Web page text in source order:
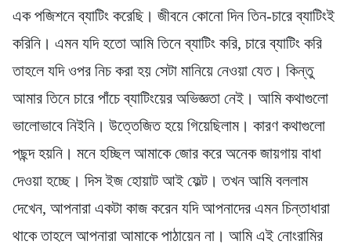
এক পজিশনে ব্যাটিং করেছি। জীবনে কোনো দিন তিন-চারে ব্যাটিংই
করিনি। এমন যদি হতো আমি তিনে ব্যাটিং করি, চারে ব্যাটিং করি
তাহলে যদি ওপর নিচ করা হয় সেটা মানিয়ে নেওয়া যেত। কিন্তু
আমার তিনে চারে পাঁচে ব্যাটিংয়ের অভিজ্ঞতা নেই। আমি কথাগুলো
ভালোভাবে নিইনি। উত্তেজিত হয়ে গিয়েছিলাম। কারণ কথাগুলো
পছন্দ হয়নি। মনে হচ্ছিল আমাকে জোর করে অনেক জায়গায় বাধা
দেওয়া হচ্ছে। দিস ইজ হোয়াট আই ফেল্ট। তখন আমি বললাম
দেখেন, আপনারা একটা কাজ করেন যদি আপনাদের এমন চিন্তাধারা
থাকে তাহলে আপনারা আমাকে পাঠায়েন না। আমি এই নোংরামির